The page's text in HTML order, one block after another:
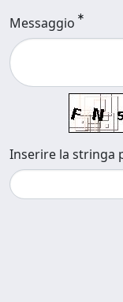
Messaggio
Inserire la stringa